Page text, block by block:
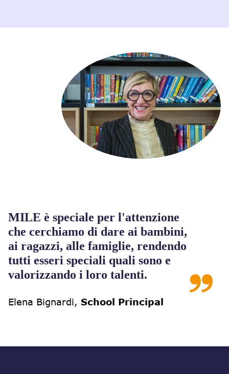
MILE è speciale per l'attenzione
che cerchiamo di dare ai bambini,
ai ragazzi, alle famiglie, rendendo
tutti esseri speciali quali sono e
valorizzando i loro talenti.
Elena Bignardi, School Principal